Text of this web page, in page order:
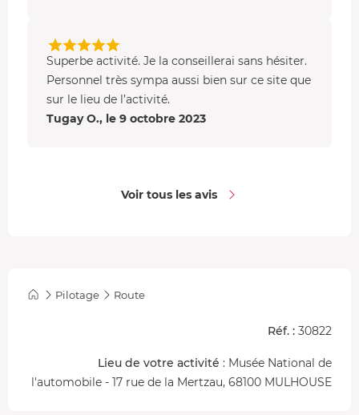
- Vous pouvez ensuite
conducteur pour vos kilomètres sur route en région
Grand Est. Vous pouvez rouler sur 30 km (1h), 80 km (4h)
ou 150 km (8h, compter la journée).
Superbe activité. Je la conseillerai sans hésiter.
Personnel très sympa aussi bien sur ce site que
sur le lieu de l’activité.
Tugay O., le 9 octobre 2023
Voir tous les avis
Pilotage Route
Réf. : 30822
Lieu de votre activité : Musée National de
l'automobile - 17 rue de la Mertzau, 68100 MULHOUSE